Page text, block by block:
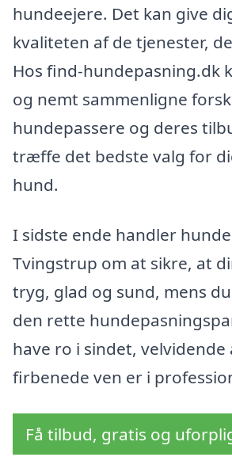
hundeejere. Det kan give
kvaliteten af de tjenester,
Hos find-hundepasning.dk
og nemt sammenligne
hundepassere og deres
træffe det bedste valg for
hund.
I sidste ende handler
Tvingstrup om at sikre, at
tryg, glad og sund, mens
den rette
have ro i sindet, velvidende
firbenede ven er i
Få tilbud, gratis og